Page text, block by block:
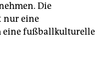
Die
nur eine
eine fußballkulturelle